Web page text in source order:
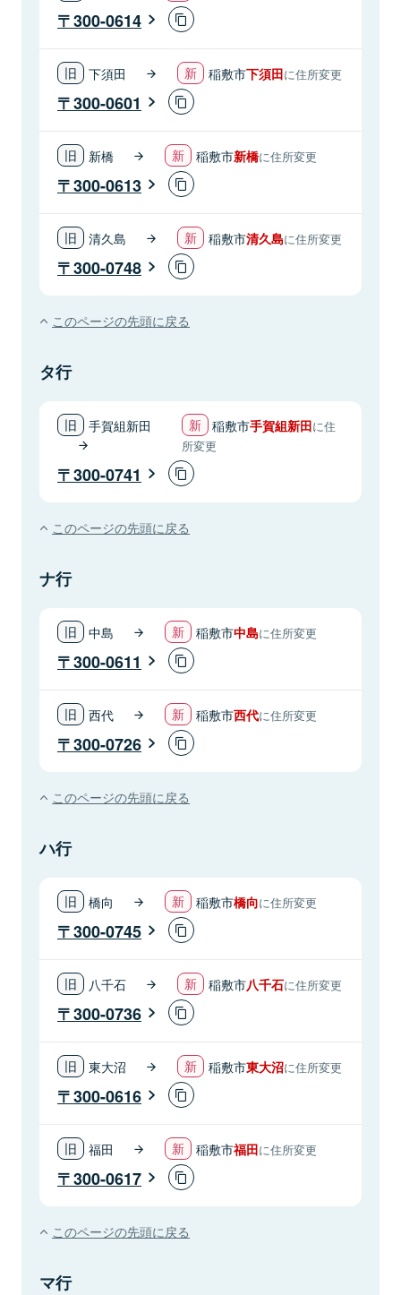
300-0614
下須田 稲敷市下須田に住所変更
300-0601
新橋 稲敷市新橋に住所変更
300-0613
清久島 稲敷市清久島に住所変更
300-0748
このページの先頭に戻る
タ行
手賀組新田 稲敷市手賀組新田に住
所変更
300-0741
このページの先頭に戻る
ナ行
中島 稲敷市中島に住所変更
300-0611
西代 稲敷市西代に住所変更
300-0726
このページの先頭に戻る
ハ行
橋向 稲敷市橋向に住所変更
300-0745
八千石 稲敷市八千石に住所変更
300-0736
東大沼 稲敷市東大沼に住所変更
300-0616
福田 稲敷市福田に住所変更
300-0617
このページの先頭に戻る
マ行